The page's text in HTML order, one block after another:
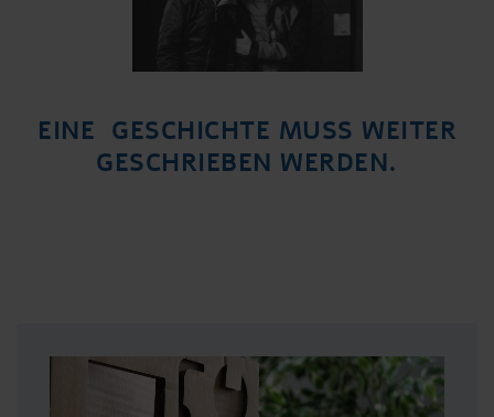
EINE GESCHICHTE MUSS WEITER
GESCHRIEBEN WERDEN.